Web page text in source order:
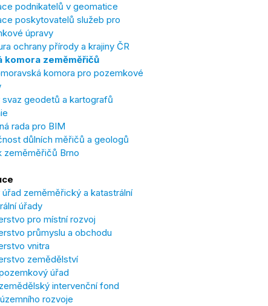
podnikatelů v geomatice
poskytovatelů služeb pro
úpravy
ochrany přírody a krajiny ČR
komora zeměměřičů
komora pro pozemkové
svaz geodetů a kartografů
rada pro BIM
důlních měřičů a geologů
zeměměřičů Brno
úřad zeměměřický a katastrální
úřady
pro místní rozvoj
průmyslu a obchodu
vnitra
zemědělství
úřad
intervenční fond
rozvoje